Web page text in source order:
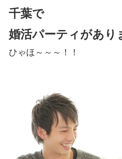
千葉で
婚活パーティがあり
ひゃほ～～～！！